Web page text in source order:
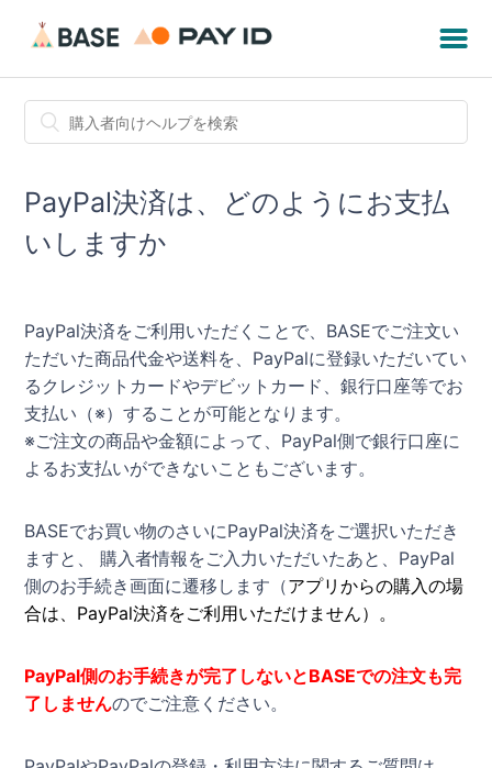
PayPal決済は、どのようにお支払
いしますか
PayPal決済をご利用いただくことで、BASEでご注文い
ただいた商品代金や送料を、PayPalに登録いただいてい
るクレジットカードやデビットカード、銀行口座等でお
支払い（※）することが可能となります。
※ご注文の商品や金額によって、PayPal側で銀行口座に
よるお支払いができないこともございます。
BASEでお買い物のさいにPayPal決済をご選択いただき
ますと、 購入者情報をご入力いただいたあと、PayPal
側のお手続き画面に遷移します（アプリからの購入の場
合は、PayPal決済をご利用いただけません）。
PayPal側のお手続きが完了しないとBASEでの注文も完
了しませんのでご注意ください。